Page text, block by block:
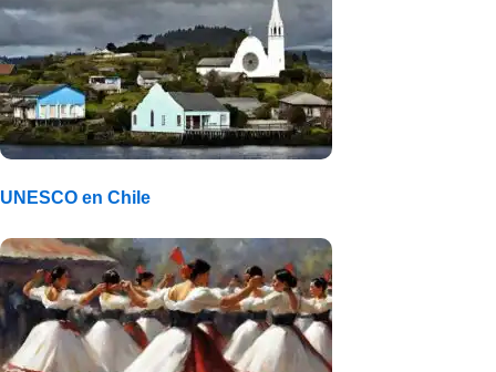
UNESCO en Chile